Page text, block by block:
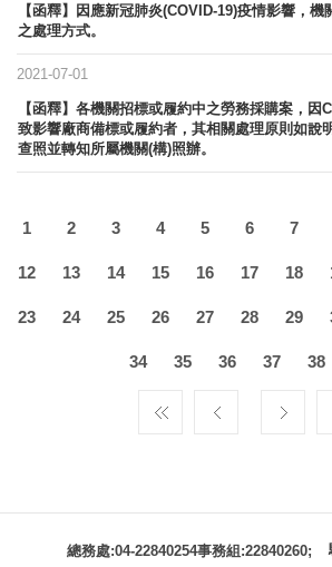
【函釋】因應新冠肺炎(COVID-19)疫情影響，
之處理方式。
2021-07-01
【函釋】各機關招標或履約中之勞務採購案，因
致影響廠商備標或履約者，其相關處理原則如說
查照並轉知所屬機關(構)照辦。
1 2 3 4 5 6 7
12 13 14 15 16 17 18
23 24 25 26 27 28 29
34 35 36 37 38
總務處:04-22840254事務組:22840260;